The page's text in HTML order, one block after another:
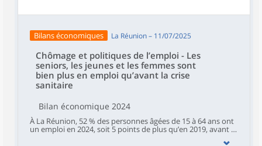
métropolitaine (+0,2 point). La hausse est plus marquée
Dans le même temps, le taux de chômage évolue peu dans
la majorité des zones d’emploi de Normandie. Il a toutefois
d’Argentan, de l’Aigle ou de Rouen.
Bilans économiques La Réunion – 11/07/2025
Chômage et politiques de l’emploi - Les
seniors, les jeunes et les femmes sont
bien plus en emploi qu’avant la crise
sanitaire
Bilan économique 2024
À La Réunion, 52 % des personnes âgées de 15 à 64 ans ont
un emploi en 2024, soit 5 points de plus qu’en 2019, avant la
crise sanitaire de la Covid-19. Le taux d’emploi reste très